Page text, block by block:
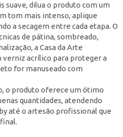
suave, dilua o produto com um
tom mais intenso, aplique
a secagem entre cada etapa. O
de pátina, sombreado,
a Casa da Arte
verniz acrílico para proteger a
for manuseado com
o produto oferece um ótimo
quantidades, atendendo
até o artesão profissional que